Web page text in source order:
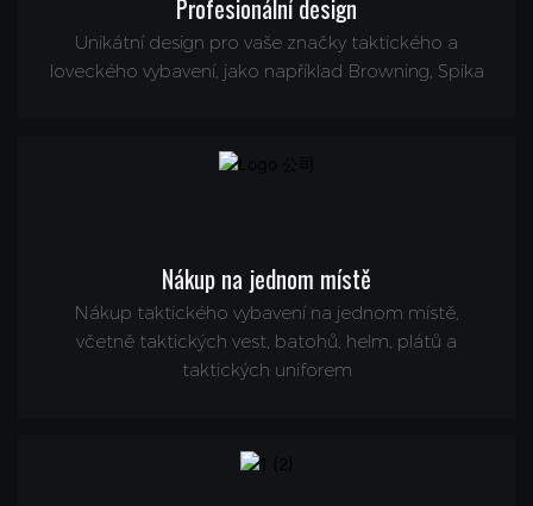
Profesionální design
Unikátní design pro vaše značky taktického a
loveckého vybavení, jako například Browning, Spika
Nákup na jednom místě
Nákup taktického vybavení na jednom místě,
včetně taktických vest, batohů, helm, plátů a
taktických uniforem